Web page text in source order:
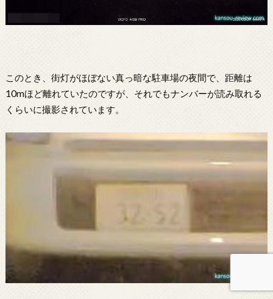
このとき、街灯がほぼない真っ暗な駐車場の夜間で、距離は
10mほど離れていたのですが、それでもナンバーが読み取れる
くらいに撮影されています。